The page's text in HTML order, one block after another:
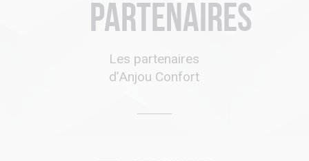
partenaires
Les partenaires
d’Anjou Confort